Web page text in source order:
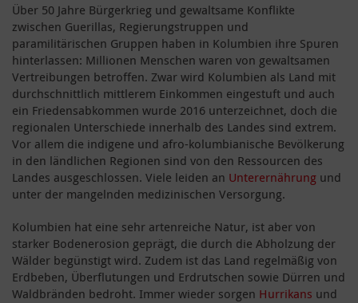
Über 50 Jahre Bürgerkrieg und gewaltsame Konflikte
zwischen Guerillas, Regierungstruppen und
paramilitärischen Gruppen haben in Kolumbien ihre Spuren
hinterlassen: Millionen Menschen waren von gewaltsamen
Vertreibungen betroffen. Zwar wird Kolumbien als Land mit
durchschnittlich mittlerem Einkommen eingestuft und auch
ein Friedensabkommen wurde 2016 unterzeichnet, doch die
regionalen Unterschiede innerhalb des Landes sind extrem.
Vor allem die indigene und afro-kolumbianische Bevölkerung
in den ländlichen Regionen sind von den Ressourcen des
Landes ausgeschlossen. Viele leiden an Unterernährung und
unter der mangelnden medizinischen Versorgung.
Kolumbien hat eine sehr artenreiche Natur, ist aber von
starker Bodenerosion geprägt, die durch die Abholzung der
Wälder begünstigt wird. Zudem ist das Land regelmäßig von
Erdbeben, Überflutungen und Erdrutschen sowie Dürren und
Waldbränden bedroht. Immer wieder sorgen Hurrikans und